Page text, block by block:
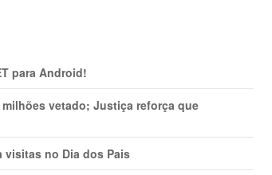
para Android!
vetado; Justiça reforça que
visitas no Dia dos Pais